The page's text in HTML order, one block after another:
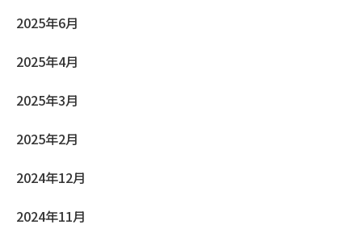
2025年6月
2025年4月
2025年3月
2025年2月
2024年12月
2024年11月